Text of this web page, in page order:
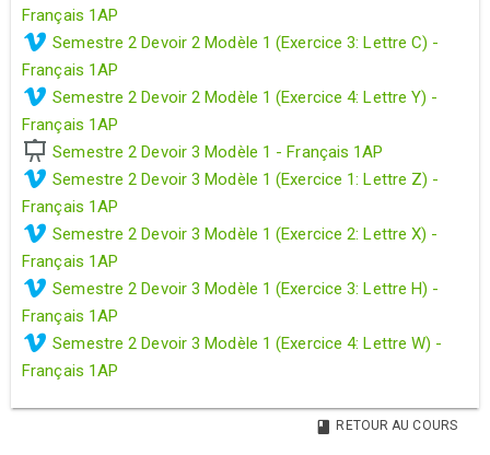
Français 1AP
Semestre 2 Devoir 2 Modèle 1 (Exercice 3: Lettre C) -
Français 1AP
Semestre 2 Devoir 2 Modèle 1 (Exercice 4: Lettre Y) -
Français 1AP
Semestre 2 Devoir 3 Modèle 1 - Français 1AP
Semestre 2 Devoir 3 Modèle 1 (Exercice 1: Lettre Z) -
Français 1AP
Semestre 2 Devoir 3 Modèle 1 (Exercice 2: Lettre X) -
Français 1AP
Semestre 2 Devoir 3 Modèle 1 (Exercice 3: Lettre H) -
Français 1AP
Semestre 2 Devoir 3 Modèle 1 (Exercice 4: Lettre W) -
Français 1AP
RETOUR AU COURS